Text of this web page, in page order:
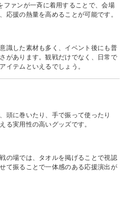
ファンが一斉に着用することで、会場
応援の熱量を高めることが可能です。
識した素材も多く、イベント後にも普
があります。観戦だけでなく、日常で
イテムといえるでしょう。
頭に巻いたり、手で振って使ったり
る実用性の高いグッズです。
の場では、タオルを掲げることで視認
て振ることで一体感のある応援演出が